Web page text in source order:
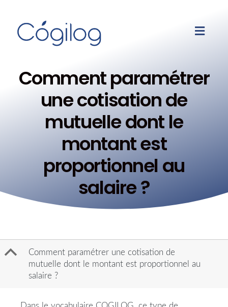
Comment paramétrer
une cotisation de
mutuelle dont le
montant est
proportionnel au
salaire ?
B
Comment paramétrer une cotisation de
mutuelle dont le montant est proportionnel au
salaire ?